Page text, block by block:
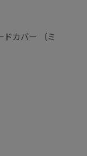
カバー （ミ